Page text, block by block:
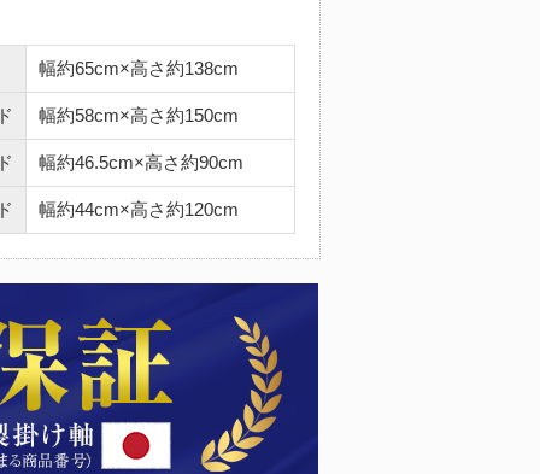
幅約65cm×高さ約138cm
幅約58cm×高さ約150cm
幅約46.5cm×高さ約90cm
幅約44cm×高さ約120cm